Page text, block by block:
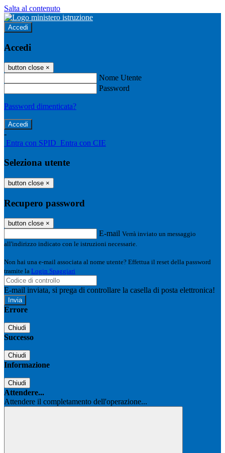
Salta al contenuto
Accedi
Accedi
button close ×
Nome Utente
Password
Password dimenticata?
-
Entra con SPID Entra con CIE
Seleziona utente
button close ×
Recupero password
button close ×
E-mail Verrà inviato un messaggio
all'indirizzo indicato con le istruzioni necessarie.
Non hai una e-mail associata al nome utente? Effettua il reset della password
tramite la Login Spaggiari
E-mail inviata, si prega di controllare la casella di posta elettronica!
Errore
Chiudi
Successo
Chiudi
Informazione
Chiudi
Attendere...
Attendere il completamento dell'operazione...